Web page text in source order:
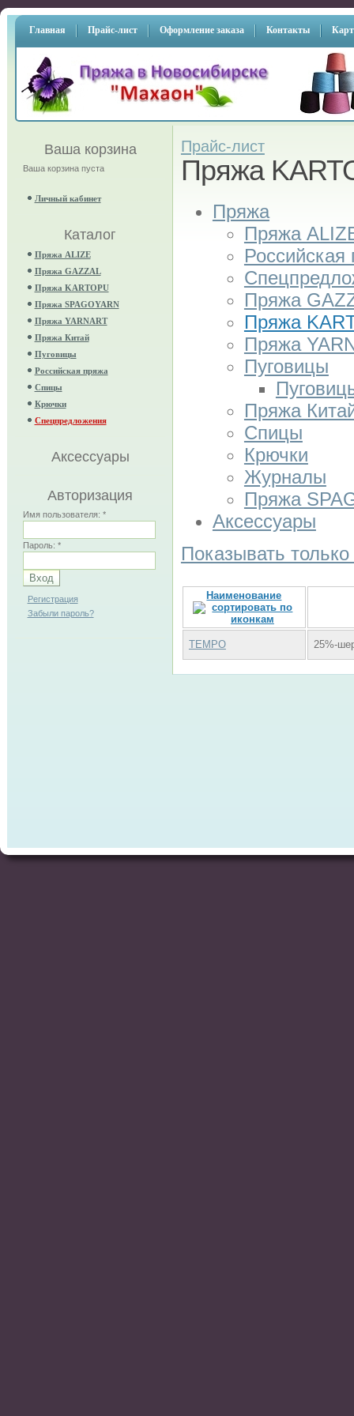
Главная Прайс-лист Оформление заказа Контакты
Ваша корзина
Ваша корзина пуста
Личный кабинет
Каталог
Пряжа ALIZE
Пряжа GAZZAL
Пряжа KARTOPU
Пряжа SPAGOYARN
Пряжа YARNART
Пряжа Китай
Пуговицы
Российская пряжа
Спицы
Крючки
Спецпредложения
Аксессуары
Авторизация
Имя пользователя: *
Пароль: *
Регистрация
Забыли пароль?
Прайс-лист
Пряжа
Пряжа
Пряжа
Российская
Пряжа
Пряжа
Пряжа
Пуговицы
Пряжа
Спицы
Крючки
Журналы
Пряжа
Аксессуары
Показывать
Наименование
TEMPO 25%-